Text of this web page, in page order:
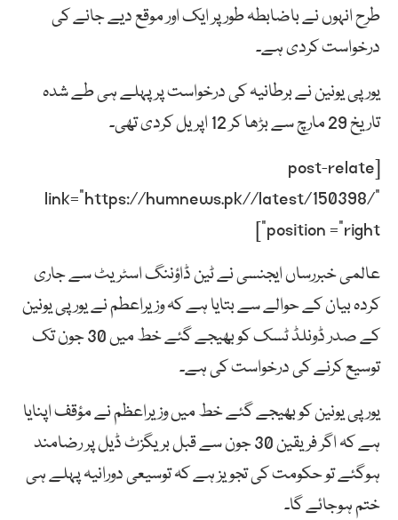
طرح انہوں نے باضابطہ طور پر ایک اور موقع دیے جانے کی
درخواست کردی ہے۔
یورپی یونین نے برطانیہ کی درخواست پر پہلے ہی طے شدہ
تاریخ 29 مارچ سے بڑھا کر 12 اپریل کردی تھی۔
[post-relate
link=”https://humnews.pk//latest/150398/”
position =”right”]
عالمی خبررساں ایجنسی نے ٹین ڈاؤننگ اسٹریٹ سے جاری
کردہ بیان کے حوالے سے بتایا ہے کہ وزیراعطم نے یورپی یونین
کے صدر ڈونلڈ ٹسک کو بھیجے گئے خط میں 30 جون تک
توسیع کرنے کی درخواست کی ہے۔
یورپی یونین کو بھیجے گئے خط میں وزیراعظم نے مؤقف اپنایا
ہے کہ اگر فریقین 30 جون سے قبل بریگزٹ ڈیل پر رضامند
ہوگئے تو حکومت کی تجویز ہے کہ توسیعی دورانیہ پہلے ہی
ختم ہوجائے گا۔